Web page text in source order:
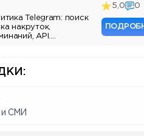
Telegram: поиск
накруток,
API.
5,0 0
и СМИ